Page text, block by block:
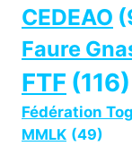
CEDEAO
Faure
FTF (116)
Fédération
MMLK (49)